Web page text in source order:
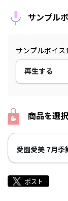
サンプル
サンプルボイス1
再生する
商品を選択
愛園愛美 7月季